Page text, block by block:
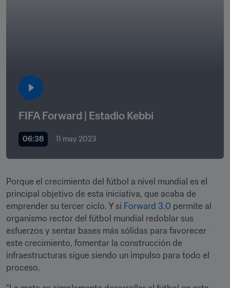
FIFA Forward | Estadio Kebbi
06:38 11 may 2023
Porque el crecimiento del fútbol a nivel mundial es el
principal objetivo de esta iniciativa, que acaba de
emprender su tercer ciclo. Y si Forward 3.0 permite al
organismo rector del fútbol mundial redoblar sus
esfuerzos y sentar bases más sólidas para favorecer
este crecimiento, fomentar la construcción de
infraestructuras sigue siendo un impulso para todo el
proceso.